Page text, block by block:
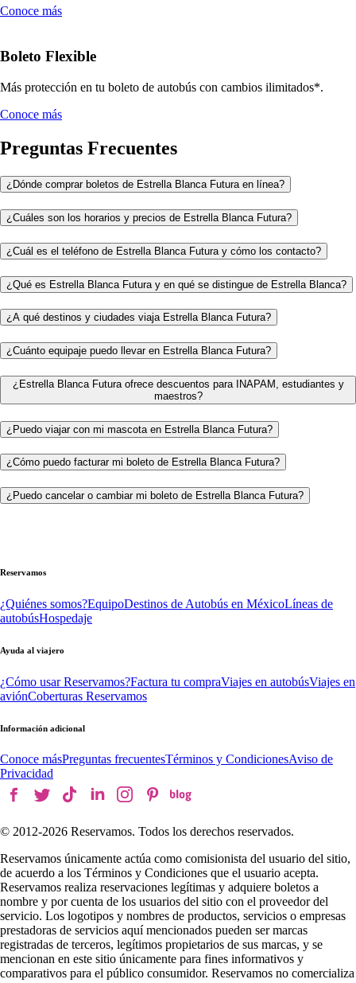
Conoce más
Boleto Flexible
Más protección en tu boleto de autobús con cambios ilimitados*.
Conoce más
Preguntas Frecuentes
¿Dónde comprar boletos de Estrella Blanca Futura en línea?
¿Cuáles son los horarios y precios de Estrella Blanca Futura?
¿Cuál es el teléfono de Estrella Blanca Futura y cómo los contacto?
¿Qué es Estrella Blanca Futura y en qué se distingue de Estrella Blanca?
¿A qué destinos y ciudades viaja Estrella Blanca Futura?
¿Cuánto equipaje puedo llevar en Estrella Blanca Futura?
¿Estrella Blanca Futura ofrece descuentos para INAPAM, estudiantes y
maestros?
¿Puedo viajar con mi mascota en Estrella Blanca Futura?
¿Cómo puedo facturar mi boleto de Estrella Blanca Futura?
¿Puedo cancelar o cambiar mi boleto de Estrella Blanca Futura?
Reservamos
¿Quiénes somos?EquipoDestinos de Autobús en MéxicoLíneas de
autobúsHospedaje
Ayuda al viajero
¿Cómo usar Reservamos?Factura tu compraViajes en autobúsViajes en
aviónCoberturas Reservamos
Información adicional
Conoce másPreguntas frecuentesTérminos y CondicionesAviso de
Privacidad
© 2012-2026 Reservamos. Todos los derechos reservados.
Reservamos únicamente actúa como comisionista del usuario del sitio,
de acuerdo a los Términos y Condiciones que el usuario acepta.
Reservamos realiza reservaciones legítimas y adquiere boletos a
nombre y por cuenta de los usuarios del sitio con el proveedor del
servicio. Los logotipos y nombres de productos, servicios o empresas
prestadoras de servicios aquí mencionados pueden ser marcas
registradas de terceros, legítimos propietarios de sus marcas, y se
mencionan en este sitio únicamente para fines informativos y
comparativos para el público consumidor. Reservamos no comercializa